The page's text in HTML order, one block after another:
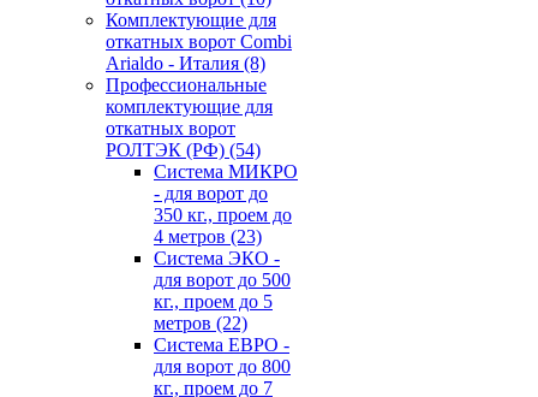
Комплектующие для
откатных ворот Combi
Arialdo - Италия (8)
Профессиональные
комплектующие для
откатных ворот
РОЛТЭК (РФ) (54)
Система МИКРО
- для ворот до
350 кг., проем до
4 метров (23)
Система ЭКО -
для ворот до 500
кг., проем до 5
метров (22)
Система ЕВРО -
для ворот до 800
кг., проем до 7